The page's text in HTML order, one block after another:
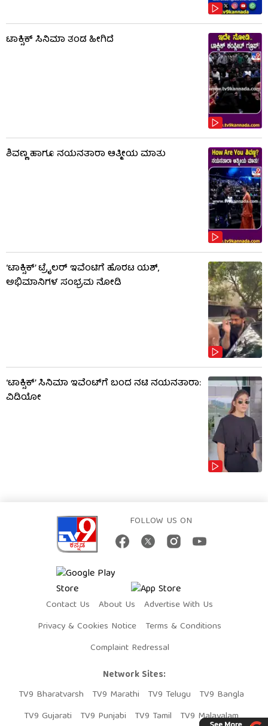
ಟಾಕ್ಸಿಕ್​​​ ಸಿನಿಮಾ ತಂಡ ಹೀಗಿದೆ
ಶಿವಣ್ಣ ಹಾಗೂ ನಯನತಾರಾ ಆತ್ಮೀಯ ಮಾತು
‘ಟಾಕ್ಸಿಕ್’ ಟ್ರೈಲರ್ ಇವೆಂಟಿಗೆ ಹೊರಟ ಯಶ್,
ಅಭಿಮಾನಿಗಳ ಸಂಭ್ರಮ ನೋಡಿ
‘ಟಾಕ್ಸಿಕ್’ ಸಿನಿಮಾ ಇವೆಂಟ್​​ಗೆ ಬಂದ ನಟಿ ನಯನತಾರಾ:
ವಿಡಿಯೋ
FOLLOW US ON
Contact Us About Us
Advertise With Us
Privacy & Cookies Notice
Terms & Conditions
Complaint Redressal
Network Sites:
TV9 Bharatvarsh
TV9 Marathi TV9 Telugu
TV9 Bangla
TV9 Gujarati
TV9 Punjabi TV9 Tamil TV9 Malayalam